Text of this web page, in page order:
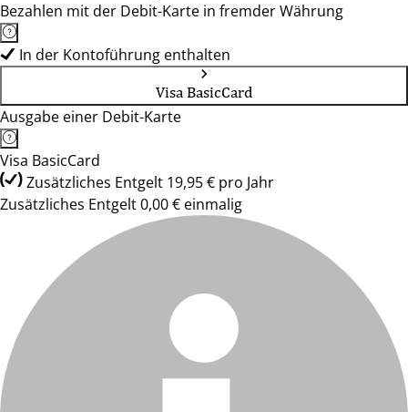
Bezahlen mit der Debit-Karte in fremder Währung
In der Kontoführung enthalten
Visa BasicCard
Ausgabe einer Debit-Karte
Visa BasicCard
Zusätzliches Entgelt 19,95 € pro Jahr
Zusätzliches Entgelt 0,00 € einmalig